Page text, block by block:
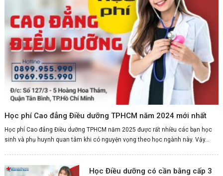
Học phí Cao đẳng Điều dưỡng TPHCM năm 2024 mới nhất
Học phí Cao đẳng Điều dưỡng TPHCM năm 2025 được rất nhiều các bạn học
sinh và phụ huynh quan tâm khi có nguyện vọng theo học ngành này. Vậy...
Học Điều dưỡng có cần bằng cấp 3